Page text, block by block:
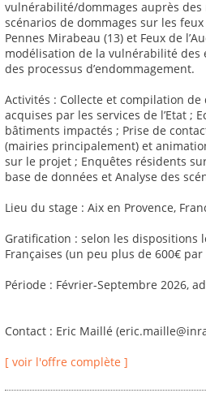
vulnérabilité/dommages auprès des
scénarios de dommages sur les
Pennes Mirabeau (13) et Feux de
modélisation de la vulnérabilité
des processus d’endommagement.
Activités : Collecte et compilation
acquises par les services de l’Etat ;
bâtiments impactés ; Prise de
(mairies principalement) et
sur le projet ; Enquêtes résidents
base de données et Analyse des
Lieu du stage : Aix en Provence,
Gratification : selon les dispositions
Françaises (un peu plus de 600€ par
Période : Février-Septembre 2026,
Contact : Eric Maillé
[ voir l'offre complète ]